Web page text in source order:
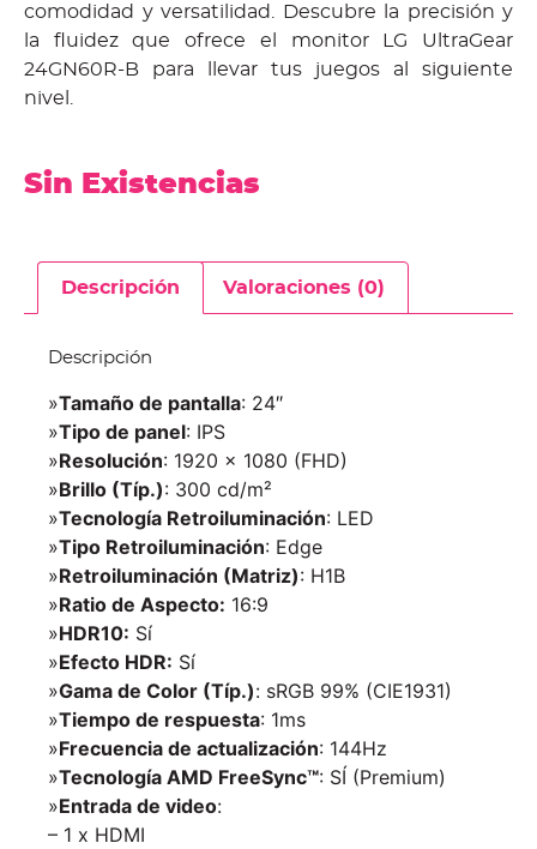
comodidad y versatilidad. Descubre la precisión y
la fluidez que ofrece el monitor LG UltraGear
24GN60R-B para llevar tus juegos al siguiente
nivel.
Sin Existencias
Descripción Valoraciones (0)
Descripción
»Tamaño de pantalla: 24″
»Tipo de panel: IPS
»Resolución: 1920 x 1080 (FHD)
»Brillo (Típ.): 300 cd/m²
»Tecnología Retroiluminación: LED
»Tipo Retroiluminación: Edge
»Retroiluminación (Matriz): H1B
»Ratio de Aspecto: 16:9
»HDR10: Sí
»Efecto HDR: Sí
»Gama de Color (Típ.): sRGB 99% (CIE1931)
»Tiempo de respuesta: 1ms
»Frecuencia de actualización: 144Hz
»Tecnología AMD FreeSync™: SÍ (Premium)
»Entrada de video:
– 1 x HDMI